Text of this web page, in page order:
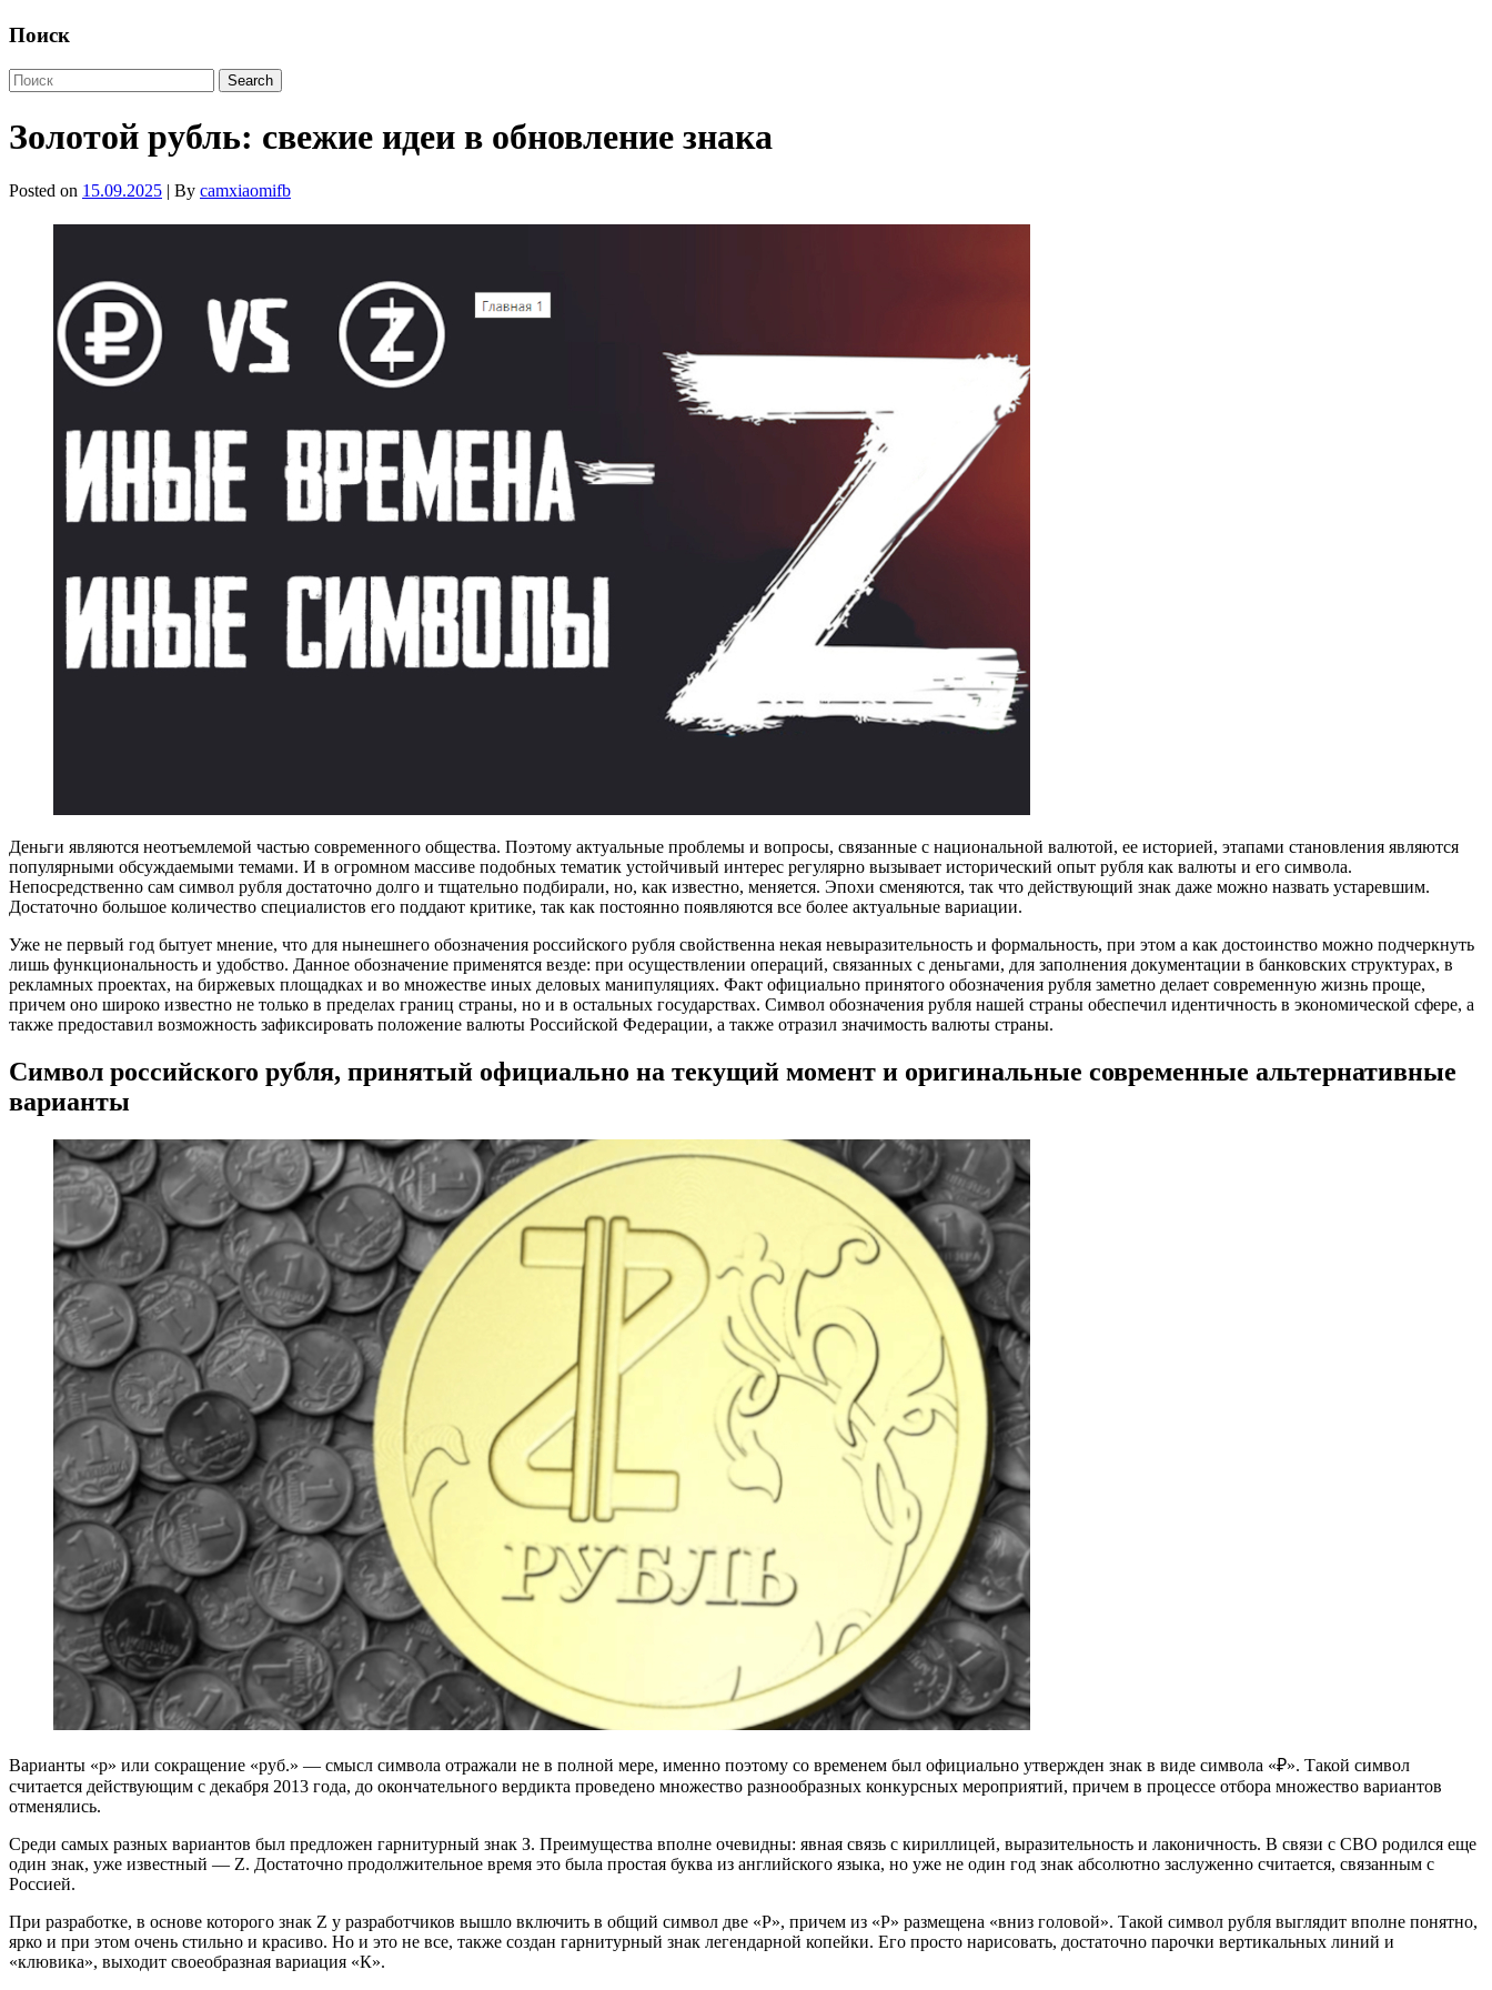
Поиск
Золотой рубль: свежие идеи в обновление знака
Posted on 15.09.2025 | By camxiaomifb
Деньги являются неотъемлемой частью современного общества. Поэтому актуальные проблемы и вопросы, связанные с национальной валютой, ее историей, этапами становления являются
популярными обсуждаемыми темами. И в огромном массиве подобных тематик устойчивый интерес регулярно вызывает исторический опыт рубля как валюты и его символа.
Непосредственно сам символ рубля достаточно долго и тщательно подбирали, но, как известно, меняется. Эпохи сменяются, так что действующий знак даже можно назвать устаревшим.
Достаточно большое количество специалистов его поддают критике, так как постоянно появляются все более актуальные вариации.
Уже не первый год бытует мнение, что для нынешнего обозначения российского рубля свойственна некая невыразительность и формальность, при этом а как достоинство можно подчеркнуть
лишь функциональность и удобство. Данное обозначение применятся везде: при осуществлении операций, связанных с деньгами, для заполнения документации в банковских структурах, в
рекламных проектах, на биржевых площадках и во множестве иных деловых манипуляциях. Факт официально принятого обозначения рубля заметно делает современную жизнь проще,
причем оно широко известно не только в пределах границ страны, но и в остальных государствах. Символ обозначения рубля нашей страны обеспечил идентичность в экономической сфере, а
также предоставил возможность зафиксировать положение валюты Российской Федерации, а также отразил значимость валюты страны.
Символ российского рубля, принятый официально на текущий момент и оригинальные современные альтернативные
варианты
Варианты «р» или сокращение «руб.» — смысл символа отражали не в полной мере, именно поэтому со временем был официально утвержден знак в виде символа «₽». Такой символ
считается действующим с декабря 2013 года, до окончательного вердикта проведено множество разнообразных конкурсных мероприятий, причем в процессе отбора множество вариантов
отменялись.
Среди самых разных вариантов был предложен гарнитурный знак З. Преимущества вполне очевидны: явная связь с кириллицей, выразительность и лаконичность. В связи с СВО родился еще
один знак, уже известный — Z. Достаточно продолжительное время это была простая буква из английского языка, но уже не один год знак абсолютно заслуженно считается, связанным с
Россией.
При разработке, в основе которого знак Z у разработчиков вышло включить в общий символ две «Р», причем из «Р» размещена «вниз головой». Такой символ рубля выглядит вполне понятно,
ярко и при этом очень стильно и красиво. Но и это не все, также создан гарнитурный знак легендарной копейки. Его просто нарисовать, достаточно парочки вертикальных линий и
«клювика», выходит своеобразная вариация «К».